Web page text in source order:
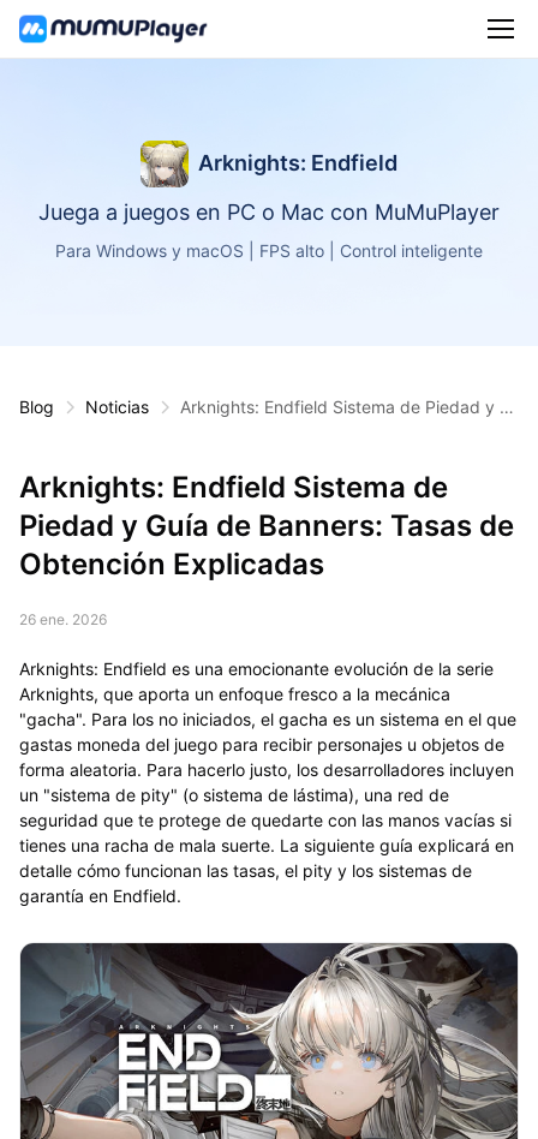
Arknights: Endfield
Juega a juegos en PC o Mac con MuMuPlayer
Para Windows y macOS | FPS alto | Control inteligente
Blog Noticias
Arknights: Endfield Sistema de Piedad y G
Arknights: Endfield Sistema de
Piedad y Guía de Banners: Tasas de
Obtención Explicadas
26 ene. 2026
Arknights: Endfield es una emocionante evolución de la serie
Arknights, que aporta un enfoque fresco a la mecánica
"gacha". Para los no iniciados, el gacha es un sistema en el que
gastas moneda del juego para recibir personajes u objetos de
forma aleatoria. Para hacerlo justo, los desarrolladores incluyen
un "sistema de pity" (o sistema de lástima), una red de
seguridad que te protege de quedarte con las manos vacías si
tienes una racha de mala suerte. La siguiente guía explicará en
detalle cómo funcionan las tasas, el pity y los sistemas de
garantía en Endfield.